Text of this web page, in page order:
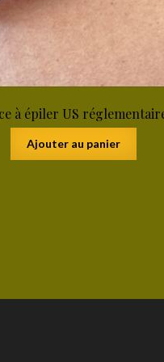
à épiler US
Ajouter au panier